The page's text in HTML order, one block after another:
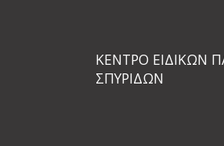
ΚΕΝΤΡΟ ΕΙΔΙΚΩΝ
ΣΠΥΡΙΔΩΝ